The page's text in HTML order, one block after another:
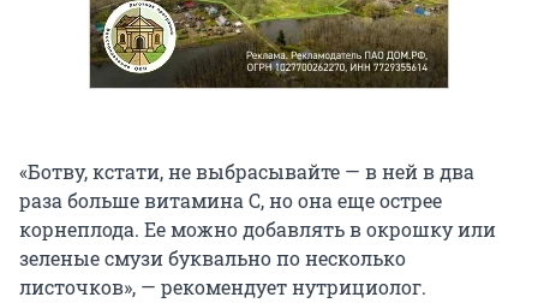
«Ботву, кстати, не выбрасывайте — в ней в два
раза больше витамина С, но она еще острее
корнеплода. Ее можно добавлять в окрошку или
зеленые смузи буквально по несколько
листочков», — рекомендует нутрициолог.